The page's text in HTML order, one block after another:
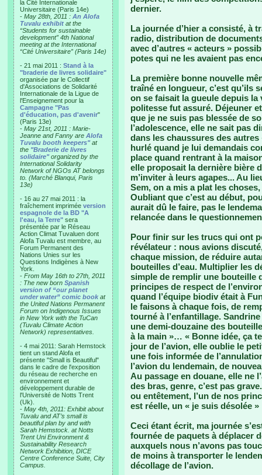
la Cité Internationale
Universitaire (Paris 14e)
- May 28th, 2011 : An Alofa
Tuvalu exhibit at the
“Students for sustainable
development” 4th National
meeting at the International
“Cité Universitaire” (Paris 14e)
- 21 mai 2011 : Stand à la
"braderie de livres solidaire"
organisée par le Collectif
d'Associations de Solidarité
Internationale de la Ligue de
l'Enseignement pour la
Campagne "Pas
d'éducation, pas d'avenir"
(Paris 13e)
- May 21st, 2011 : Marie-
Jeanne and Fanny are Alofa
Tuvalu booth keepers"at
the "Braderie de livres
solidaire"organized by the
International Solidarity
Network of NGOs AT belongs
to. (Marché Blanqui, Paris
13e)
- 16 au 27 mai 2011 : la
fraîchement imprimée version
espagnole de la BD "A
l'eau, la Terre" sera
présentée par le Réseau
Action Climat Tuvaluen dont
Alofa Tuvalu est membre, au
Forum Permanent des
Nations Unies sur les
Questions Indigènes à New
York.
- From May 16th to 27th, 2011
: The new born Spanish
version of “our planet
under water” comic book at
the United Nations Permanent
Forum on Indigenous Issues
in New York with the TuCan
(Tuvalu Climate Action
Network) representatives.
- 4 mai 2011: Sarah Hemstock
tient un stand Alofa et
présente "Small is Beautiful"
dans le cadre de l'exposition
du réseau de recherche en
environnement et
développement durable de
l'Université de Notts Trent
(Uk).
- May 4th, 2011: Exhibit about
Tuvalu and AT’s small is
beautiful plan by and with
Sarah Hemstock. at Notts
Trent Uni Environment &
Sustainability Research
Network Exhibition, DICE
Centre Conference Suite, City
Campus.
dernier.
La journée d’hier a consisté, à
radio, distribution de
avec d’autres « acteurs »
potes qui ne les avaient pas
La première bonne nouvelle
traîné en longueur, c’est qu’ils
on se faisait la gueule depuis
politesse fut assuré. Déjeuner
que je ne suis pas blessée de
l’adolescence, elle ne sait pas
dans les chaussures des
hurlé quand je lui demandais
place quand rentrant à la
elle proposait la dernière bière
m’inviter à leurs agapes... Au
Sem, on a mis a plat les
Oubliant que c’est au début,
aurait dû le faire, pas le
relancée dans le
Pour finir sur les trucs qui ont
révélateur : nous avions
chaque mission, de réduire
bouteilles d’eau. Multiplier les
simple de remplir une bouteille
principes de respect de
quand l’équipe biodiv était à
le faisons à chaque fois, de
tourné à l’enfantillage.
une demi-douzaine des
à la main »… « Bonne idée, ça
jour de l’avion, elle oublie le
une fois informée de
l’avion du lendemain, de
Au passage en douane, elle ne
des bras, genre, c’est pas
ou entêtement, l’un de nos
est réelle, un « je suis désolée
Ceci étant écrit, ma journée
fournée de paquets à déplacer
auxquels nous n’avons pas
de moins à transporter le
décollage de l’avion.